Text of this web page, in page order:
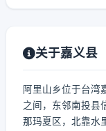
关于嘉义县
阿里山乡位于台湾
之间，东邻南投县
那玛夏区，北靠水